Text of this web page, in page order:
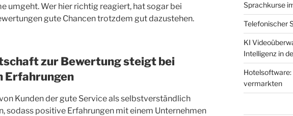
umgeht. Wer hier richtig reagiert, hat sogar bei
gute Chancen trotzdem gut dazustehen.
zur Bewertung steigt bei
Erfahrungen
Kunden der gute Service als selbstverständlich
sodass positive Erfahrungen mit einem Unternehmen
Sprachkurse
Telefonischer
KI
Intelligenz in
vermarkten